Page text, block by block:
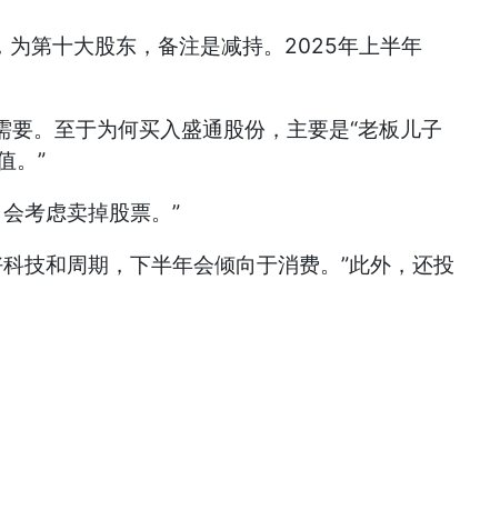
第十大股东，备注是减持。2025年上半年
。至于为何买入盛通股份，主要是“老板儿子
。”
考虑卖掉股票。”
技和周期，下半年会倾向于消费。”此外，还投